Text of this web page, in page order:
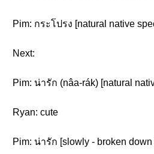
Pim: กระโปรง [natural native
Next:
Pim: น่ารัก (nâa-rák) [natural
Ryan: cute
Pim: น่ารัก [slowly - broken